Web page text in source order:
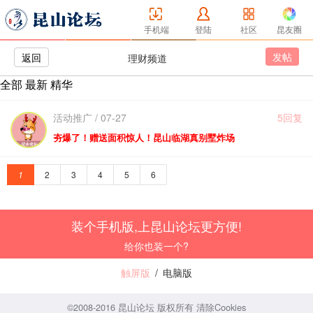
手机端 登陆 社区 昆友圈
返回 理财频道 发帖
全部 最新精华
活动推广 / 07-27 5回复
夯爆了！赠送面积惊人！昆山临湖真别墅炸场
1 2 3 4 5 6
装个手机版,上昆山论坛更方便!
给你也装一个?
触屏版 / 电脑版
©2008-2016 昆山论坛 版权所有 清除Cookies